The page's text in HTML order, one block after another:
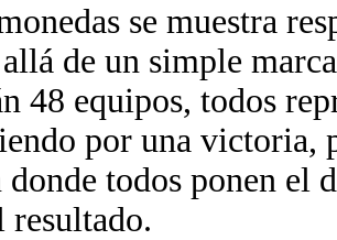
se muestra
de un simple
48 equipos, todos
por una victoria,
donde todos ponen
resultado.